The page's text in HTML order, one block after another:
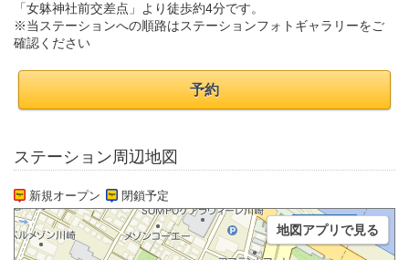
「女躰神社前交差点」より徒歩約4分です。
※当ステーションへの順路はステーションフォトギャラリーをご
確認ください
予約
ステーション周辺地図
新規オープン 閉鎖予定
地図アプリで見る